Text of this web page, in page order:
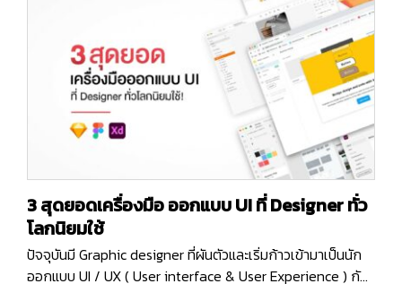
สิ่งของที่หน้าตาคล้ายๆ กันนำมาวางไว้ใกล้กัน โดยหลัก…
3 สุดยอดเครื่องมือ ออกแบบ UI ที่ Designer ทั่ว
โลกนิยมใช้
ปัจจุบันมี Graphic designer ที่ผันตัวและเริ่มก้าวเข้ามาเป็นนัก
ออกแบบ UI / UX ( User interface & User Experience ) กัน